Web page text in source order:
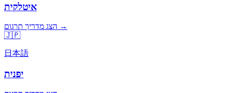
איטלקית
הצג מדריך תרגום →
🇯🇵
日本語
יפנית